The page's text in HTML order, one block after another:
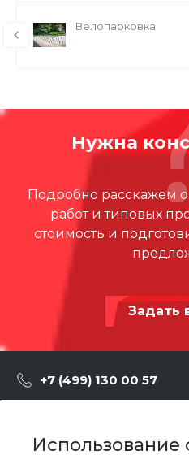
Использование
Велопарковка
Нужна
Подробно расскажем
работ и типовых
стоимость и
Задать
+7 (499) 130 00 57
г. Москва, Марксистская